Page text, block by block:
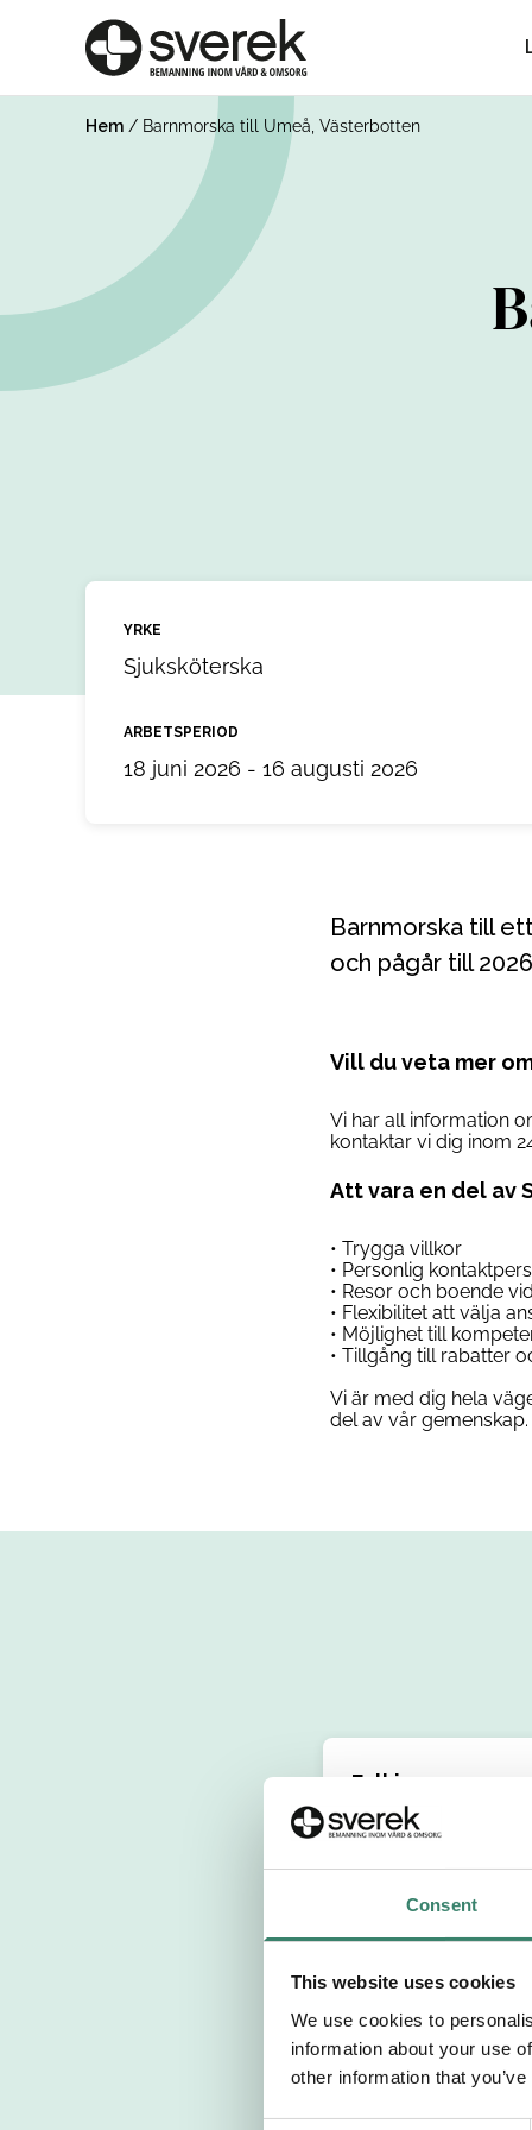
Consent
This website uses cookies
We use cookies to
information about your use
other information that
Hem / Barnmorska till Umeå, Västerbotten
YRKE
Sjuksköterska
ARBETSPERIOD
18 juni 2026 - 16 augusti 2026
Barnmorska till ett uppdrag i Umeå, Västerbotten. Uppdraget startar 2026-06-18
och pågår till
Vill du veta mer
Vi har all information
kontaktar vi dig inom
Att vara en del av
• Trygga villkor
• Personlig
• Resor och boende
• Flexibilitet att välja
• Möjlighet till
• Tillgång till rabatter
Vi är med dig hela
del av vår
Fyll i
Välj yrkesroll
Välj önskat